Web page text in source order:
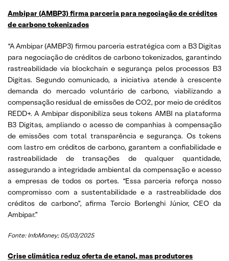
Ambipar (AMBP3) firma parceria para negociação de créditos
de carbono tokenizados
“A Ambipar (AMBP3) firmou parceria estratégica com a B3 Digitas
para negociação de créditos de carbono tokenizados, garantindo
rastreabilidade via blockchain e segurança pelos processos B3
Digitas. Segundo comunicado, a iniciativa atende à crescente
demanda do mercado voluntário de carbono, viabilizando a
compensação residual de emissões de CO2, por meio de créditos
REDD+. A Ambipar disponibiliza seus tokens AMBI na plataforma
B3 Digitas, ampliando o acesso de companhias à compensação
de emissões com total transparência e segurança. Os tokens
com lastro em créditos de carbono, garantem a confiabilidade e
rastreabilidade de transações de qualquer quantidade,
assegurando a integridade ambiental da compensação e acesso
a empresas de todos os portes. “Essa parceria reforça nosso
compromisso com a sustentabilidade e a rastreabilidade dos
créditos de carbono”, afirma Tercio Borlenghi Júnior, CEO da
Ambipar.”
Fonte: InfoMoney; 05/03/2025
Crise climática reduz oferta de etanol, mas produtores